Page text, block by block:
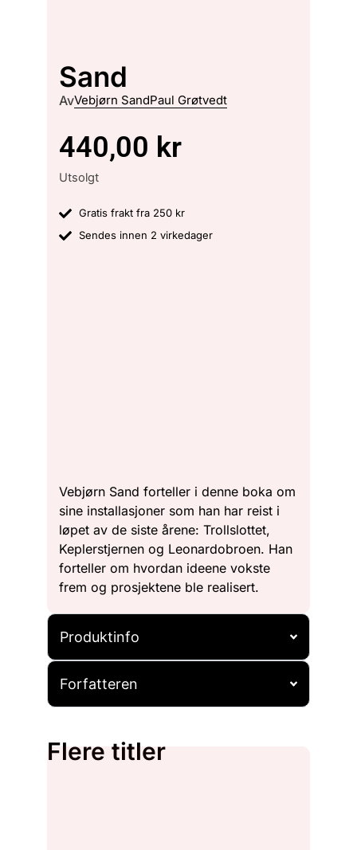
Sand
AvVebjørn SandPaul Grøtvedt
440,00 kr
Utsolgt
Gratis frakt fra 250 kr
Sendes innen 2 virkedager
Vebjørn Sand forteller i denne boka om
sine installasjoner som han har reist i
løpet av de siste årene: Trollslottet,
Keplerstjernen og Leonardobroen. Han
forteller om hvordan ideene vokste
frem og prosjektene ble realisert.
Produktinfo
Forfatteren
Flere titler